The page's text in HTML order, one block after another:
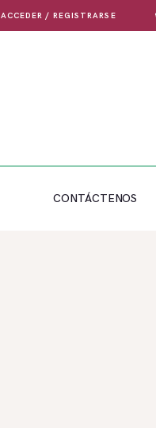
ACCEDER / REGISTRARSE
CONTÁCTENOS